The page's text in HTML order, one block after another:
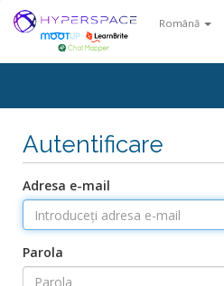
Română
Autentificare
Adresa e-mail
Parola